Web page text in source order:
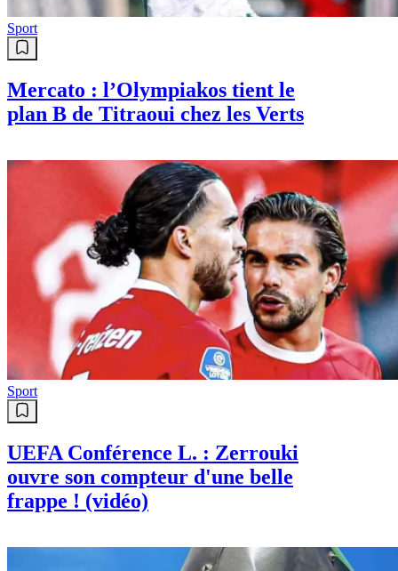
Sport
Mercato : l’Olympiakos tient le
plan B de Titraoui chez les Verts
Sport
UEFA Conférence L. : Zerrouki
ouvre son compteur d'une belle
frappe ! (vidéo)